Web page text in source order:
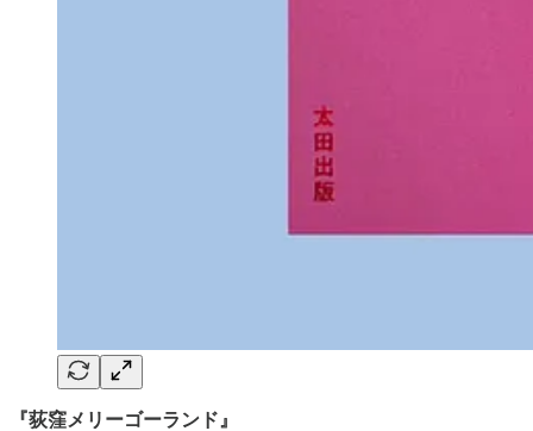
『荻窪メリーゴーランド』